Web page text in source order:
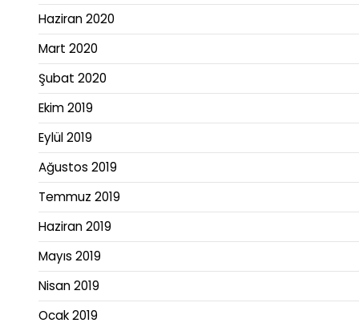
Haziran 2020
Mart 2020
Şubat 2020
Ekim 2019
Eylül 2019
Ağustos 2019
Temmuz 2019
Haziran 2019
Mayıs 2019
Nisan 2019
Ocak 2019